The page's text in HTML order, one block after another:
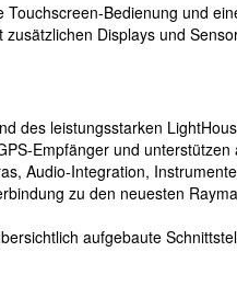
Bedienung und
Displays und
des leistungsstarken
Empfänger und
Audio-Integration,
zu den neuesten
aufgebaute